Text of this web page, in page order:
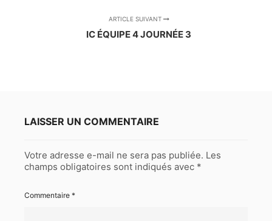
ARTICLE SUIVANT
IC ÉQUIPE 4 JOURNÉE 3
LAISSER UN COMMENTAIRE
Votre adresse e-mail ne sera pas publiée. Les
champs obligatoires sont indiqués avec *
Commentaire *